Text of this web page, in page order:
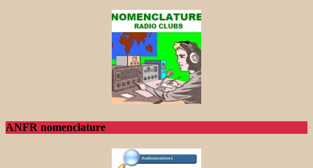
ANFR nomenclature